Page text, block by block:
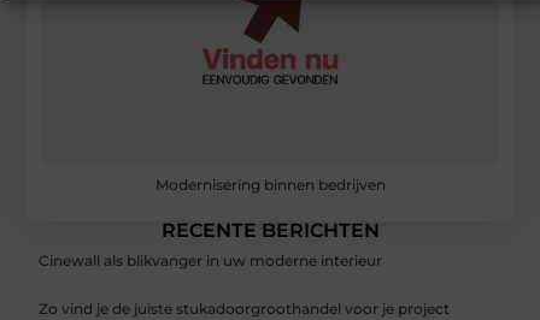
Modernisering binnen bedrijven
RECENTE BERICHTEN
Cinewall als blikvanger in uw moderne interieur
Zo vind je de juiste stukadoorgroothandel voor je project